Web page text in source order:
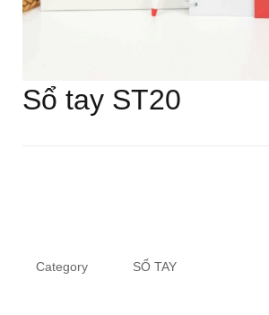
Sổ tay ST20
Category SỔ TAY